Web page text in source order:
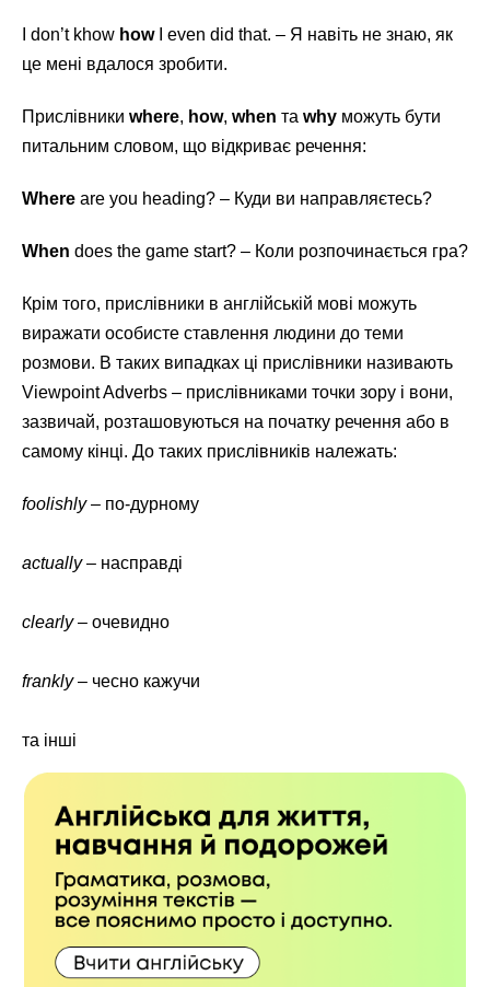
I don’t khow howI even did that. – Я навіть не знаю, як
це мені вдалося зробити.
Прислівники where, how, when та why можуть бути
питальним словом, що відкриває речення:
Where are you heading? – Куди ви направляєтесь?
When does the game start? – Коли розпочинається гра?
Крім того, прислівники в англійській мові можуть
виражати особисте ставлення людини до теми
розмови. В таких випадках ці прислівники називають
Viewpoint Adverbs – прислівниками точки зору і вони,
зазвичай, розташовуються на початку речення або в
самому кінці. До таких прислівників належать:
foolishly– по-дурному
actually– насправді
clearly– очевидно
frankly– чесно кажучи
та інші